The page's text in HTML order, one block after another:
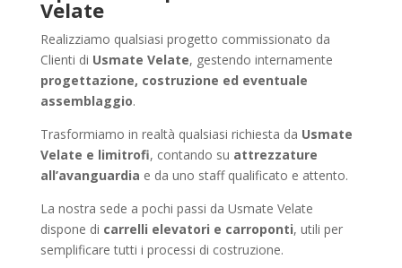
Velate
Realizziamo qualsiasi progetto commissionato da
Clienti di Usmate Velate, gestendo internamente
progettazione, costruzione ed eventuale
assemblaggio.
Trasformiamo in realtà qualsiasi richiesta da Usmate
Velate e limitrofi, contando su attrezzature
all’avanguardia e da uno staff qualificato e attento.
La nostra sede a pochi passi da Usmate Velate
dispone di carrelli elevatori e carroponti, utili per
semplificare tutti i processi di costruzione.